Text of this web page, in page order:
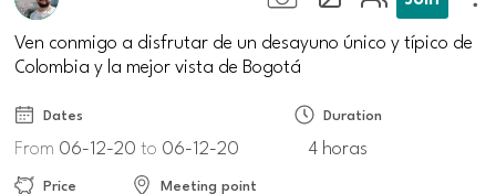
Ven conmigo a disfrutar de un desayuno único y típico de
Colombia y la mejor vista de Bogotá
Dates
From 06-12-20to 06-12-20
Duration
4 horas
Price Meeting point